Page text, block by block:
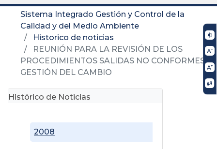
Sistema Integrado Gestión y Control de la
Calidad y del Medio Ambiente
Historico de noticias
REUNIÓN PARA LA REVISIÓN DE LOS
PROCEDIMIENTOS SALIDAS NO CONFORMES Y
GESTIÓN DEL CAMBIO
Histórico de Noticias
2008